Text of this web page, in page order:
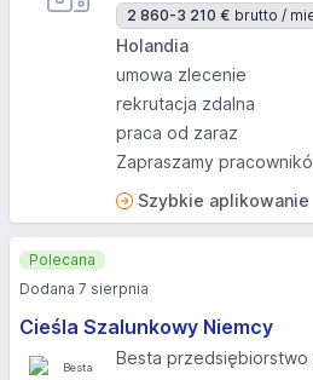
2 860-3 210 € brutto /
Holandia
umowa zlecenie
rekrutacja zdalna
praca od zaraz
Zapraszamy
Szybkie aplikowanie
Cieśla Szalunkowy Niemcy
Besta
Polecana
Dodana 7 sierpnia